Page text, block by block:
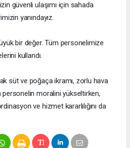
güvenli ulaşımı için sahada
yanındayız.
bir değer. Tüm personelimize
kullandı.
süt ve poğaça ikramı, zorlu hava
personelin moralini yükseltirken,
ve hizmet kararlılığını da